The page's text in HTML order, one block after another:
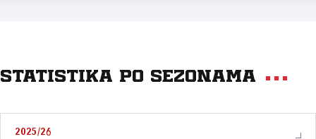
Statistika po sezonama
2025/26